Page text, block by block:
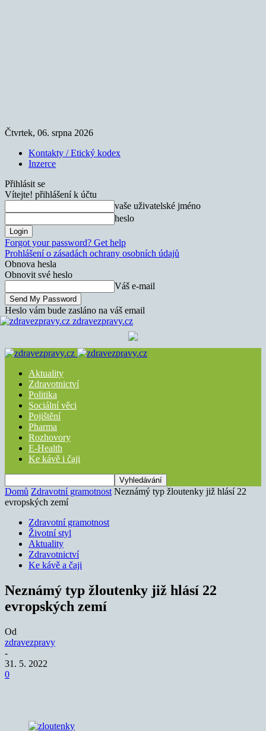
Čtvrtek, 06. srpna 2026
Kontakty / Etický kodex
Inzerce
Přihlásit se
Vítejte! přihlášení k účtu
vaše uživatelské jméno
heslo
Forgot your password? Get help
Prohlášení o zásadách ochrany osobních údajů
Obnova hesla
Obnovit své heslo
Váš e-mail
Heslo vám bude zasláno na váš email
zdravezpravy.cz
Aktuality
Zdravotnictví
Politika
Sociální věci
Pojištění
Pharma
Rozhovory
E-Health
Ke kávě i čaji
Domů Zdravotní gramotnost Neznámý typ žloutenky již hlásí 22
evropských zemí
Zdravotní gramotnost
Životní styl
Aktuality
Zdravotnictví
Ke kávě a čaji
Neznámý typ žloutenky již hlásí 22
evropských zemí
Od
zdravezpravy
-
31. 5. 2022
0